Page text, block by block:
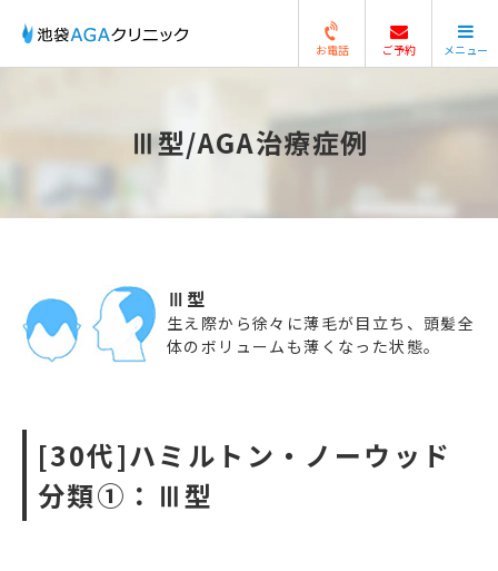
お電話 ご予約 メニュー
閉じる
Ⅲ型/AGA治療症例
Ⅲ型
生え際から徐々に薄毛が目立ち、頭髪全
体のボリュームも薄くなった状態。
[30代]ハミルトン・ノーウッド
分類①：Ⅲ型